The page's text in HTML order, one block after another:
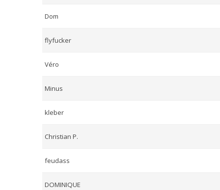
Dom
flyfucker
Véro
Minus
kleber
Christian P.
feudass
DOMINIQUE